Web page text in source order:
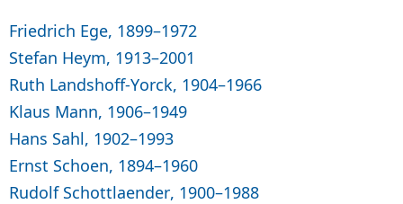
Friedrich Ege, 1899–1972
Stefan Heym, 1913–2001
Ruth Landshoff-Yorck, 1904–1966
Klaus Mann, 1906–1949
Hans Sahl, 1902–1993
Ernst Schoen, 1894–1960
Rudolf Schottlaender, 1900–1988